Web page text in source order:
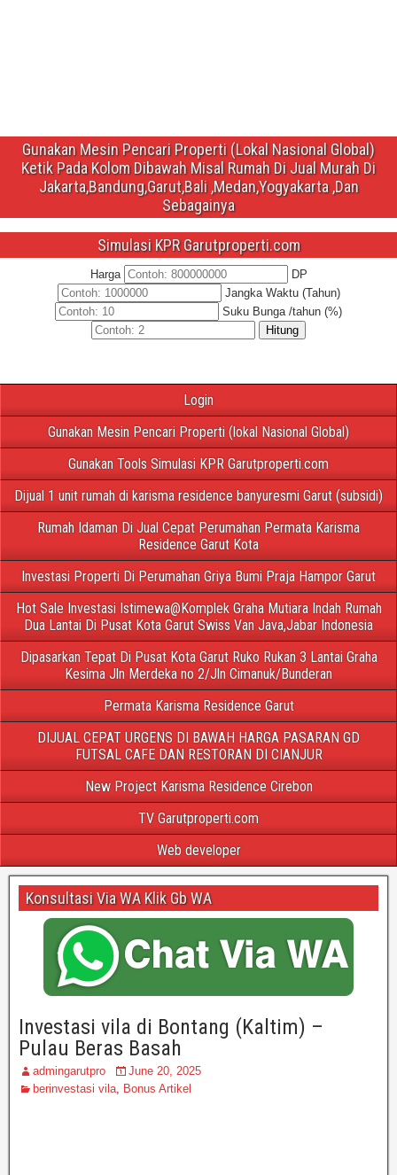
Gunakan Mesin Pencari Properti (Lokal Nasional Global)
Ketik Pada Kolom Dibawah Misal Rumah Di Jual Murah Di
Jakarta,Bandung,Garut,Bali ,Medan,Yogyakarta ,Dan
Sebagainya
Simulasi KPR Garutproperti.com
Harga
DP
Jangka Waktu (Tahun)
Suku Bunga /tahun (%)
Hitung
Login
Gunakan Mesin Pencari Properti (lokal Nasional Global)
Gunakan Tools Simulasi KPR Garutproperti.com
Dijual 1 unit rumah di karisma residence banyuresmi Garut (subsidi)
Rumah Idaman Di Jual Cepat Perumahan Permata Karisma
Residence Garut Kota
Investasi Properti Di Perumahan Griya Bumi Praja Hampor Garut
Hot Sale Investasi Istimewa@Komplek Graha Mutiara Indah Rumah
Dua Lantai Di Pusat Kota Garut Swiss Van Java,Jabar Indonesia
Dipasarkan Tepat Di Pusat Kota Garut Ruko Rukan 3 Lantai Graha
Kesima Jln Merdeka no 2/Jln Cimanuk/Bunderan
Permata Karisma Residence Garut
DIJUAL CEPAT URGENS DI BAWAH HARGA PASARAN GD
FUTSAL CAFE DAN RESTORAN DI CIANJUR
New Project Karisma Residence Cirebon
TV Garutproperti.com
Web developer
Konsultasi Via WA Klik Gb WA
Investasi vila di Bontang (Kaltim) –
Pulau Beras Basah
admingarutpro
June 20, 2025
berinvestasi vila, Bonus Artikel